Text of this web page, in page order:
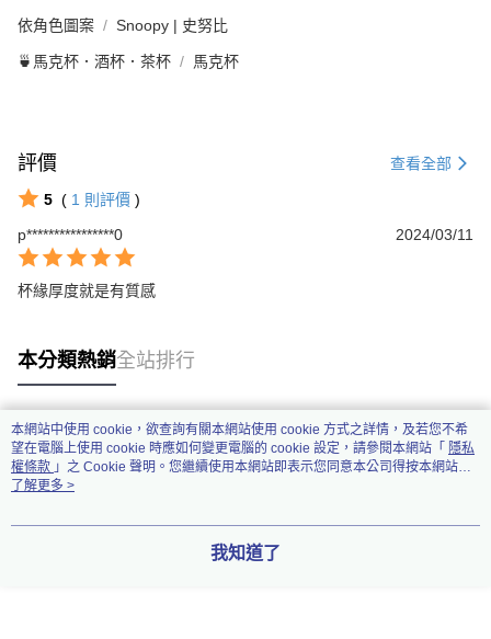
依角色圖案 Snoopy | 史努比
🍵馬克杯．酒杯．茶杯 馬克杯
評價 查看全部
5 ( 1 則評價 )
p****************0
2024/03/11
杯緣厚度就是有質感
本分類熱銷全站排行
熱門標籤
本網站中使用 cookie，欲查詢有關本網站使用 cookie 方式之詳情，及若您不希
望在電腦上使用 cookie 時應如何變更電腦的 cookie 設定，請參閱本網站「 隱私
權條款 」之 Cookie 聲明。您繼續使用本網站即表示您同意本公司得按本網站使
用條款之 Cookie 聲明使用 cookie。
了解更多 >
我知道了